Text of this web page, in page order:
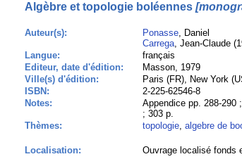
Algèbre et topologie boléennes
Auteur(s): Ponasse, Daniel
Carrega, Jean-Claude
Langue:
français
Editeur, date d'édition:
Masson, 1979
Ville(s) d'édition:
Paris (FR), New York
ISBN:
2-225-62546-8
Notes:
Appendice pp. 288-290
; 303 p.
Thèmes:
topologie, algebre de
Localisation: Ouvrage localisé fonds